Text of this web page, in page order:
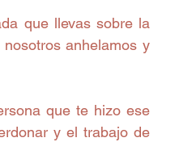
que llevas sobre la
anhelamos y
que te hizo ese
y el trabajo de